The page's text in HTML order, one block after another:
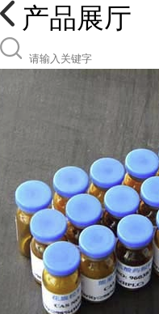
产品展厅